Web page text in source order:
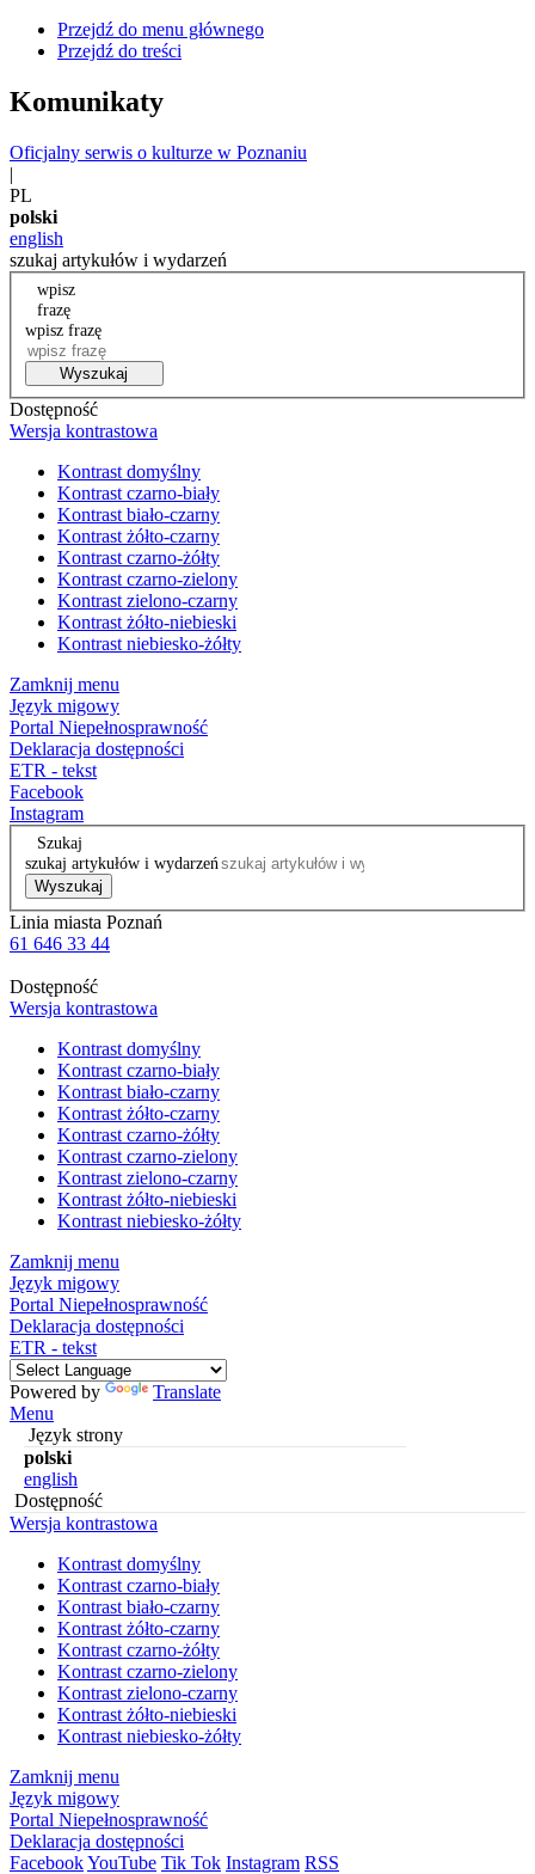
Przejdź do menu głównego
Przejdź do treści
Komunikaty
Oficjalny serwis o kulturze w Poznaniu
|
PL
polski
english
szukaj artykułów i wydarzeń
wpisz
frazę
wpisz frazę
Wyszukaj
Dostępność
Wersja kontrastowa
Kontrast domyślny
Kontrast czarno-biały
Kontrast biało-czarny
Kontrast żółto-czarny
Kontrast czarno-żółty
Kontrast czarno-zielony
Kontrast zielono-czarny
Kontrast żółto-niebieski
Kontrast niebiesko-żółty
Zamknij menu
Język migowy
Portal Niepełnosprawność
Deklaracja dostępności
ETR - tekst
Facebook
Instagram
Szukaj
szukaj artykułów i wydarzeń
Wyszukaj
Linia miasta Poznań
61 646 33 44
Dostępność
Wersja kontrastowa
Kontrast domyślny
Kontrast czarno-biały
Kontrast biało-czarny
Kontrast żółto-czarny
Kontrast czarno-żółty
Kontrast czarno-zielony
Kontrast zielono-czarny
Kontrast żółto-niebieski
Kontrast niebiesko-żółty
Zamknij menu
Język migowy
Portal Niepełnosprawność
Deklaracja dostępności
ETR - tekst
Powered by
Translate
Menu
Język strony
polski
english
Dostępność
Wersja kontrastowa
Kontrast domyślny
Kontrast czarno-biały
Kontrast biało-czarny
Kontrast żółto-czarny
Kontrast czarno-żółty
Kontrast czarno-zielony
Kontrast zielono-czarny
Kontrast żółto-niebieski
Kontrast niebiesko-żółty
Zamknij menu
Język migowy
Portal Niepełnosprawność
Deklaracja dostępności
FacebookYouTube Tik Tok Instagram RSS